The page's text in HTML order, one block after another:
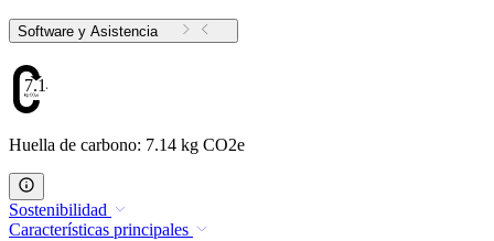
Software y Asistencia
7.14
Huella de carbono: 7.14 kg CO2e
Sostenibilidad
Características principales